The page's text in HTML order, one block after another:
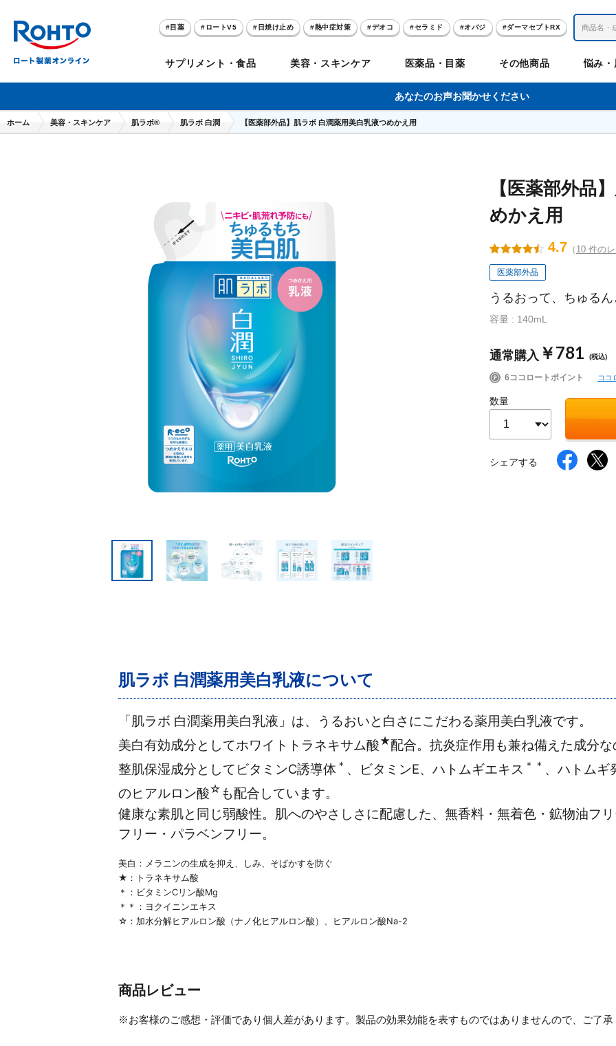
目薬 ロートV5 日焼け止め 熱中症対策 デオコ セラミド オバジ ダーマセプトRX
サプリメント・食品
ザリポ ヘリオホワイト
水素水 Propo（プロポ） ハートフード ロートV5わん
サプリメント・食品その
他
美容・スキンケア
PRORY（プロリー） ケアセラ
サンプレイ 肌ラボ カラミー オキシー
スキンケア ヘアケア ボディケア
医薬品・目薬
メンソレータム 目薬
その他商品 悩み・
目のお悩み 肌のお悩み 体のお悩み 髪の
ポイントが貯まる 期間限定
あなたのお声お聞かせください
ホーム 美容・スキンケア 肌ラボ® 肌ラボ 白潤 【医薬部外品】肌ラボ 白潤薬用美白乳液つめかえ用
【医薬部外品
めかえ用
4.7 （ 10 件の
医薬部外品
うるおって、ちゅる
容量 : 140mL
通常購入 ￥781 (税込)
6ココロートポイント ココ
数量
シェアする
肌ラボ 白潤薬用美白乳液について
「肌ラボ 白潤薬用美白乳液」は、うるおいと白さにこだわる薬用美白乳液です。
美白有効成分としてホワイトトラネキサム酸★配合。抗炎症作用も兼ね備えた成分
整肌保湿成分としてビタミンC誘導体 ＊ 、ビタミンE、ハトムギエキス ＊＊ 、ハトムギ
のヒアルロン酸☆ も配合しています。
健康な素肌と同じ弱酸性。肌へのやさしさに配慮した、無香料・無着色・鉱物油フリ
フリー・パラベンフリー。
美白：メラニンの生成を抑え、しみ、そばかすを防ぐ
★：トラネキサム酸
＊：ビタミンCリン酸Mg
＊＊：ヨクイニンエキス
☆：加水分解ヒアルロン酸（ナノ化ヒアルロン酸）、ヒアルロン酸Na-2
商品レビュー
※お客様のご感想・評価であり個人差があります。製品の効果効能を表すものではありませんので、ご了承